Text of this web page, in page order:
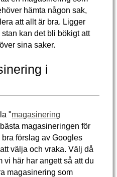
hämta någon sak,
att allt är bra. Ligger
kan det bli bökigt att
sina saker.
i
"magasinering
magasineringen för
förslag av Googles
välja och vraka. Välj då
vi här har angett så att du
magasinering som